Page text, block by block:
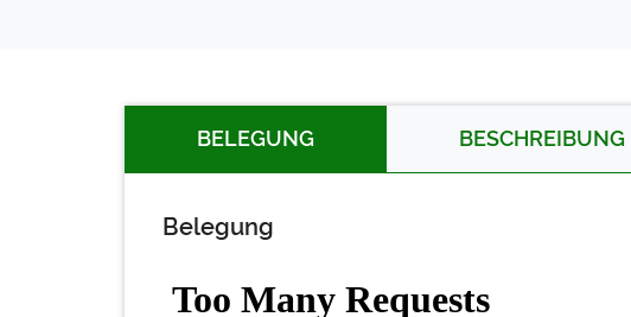
BELEGUNG BESCHREIBUNG
Belegung